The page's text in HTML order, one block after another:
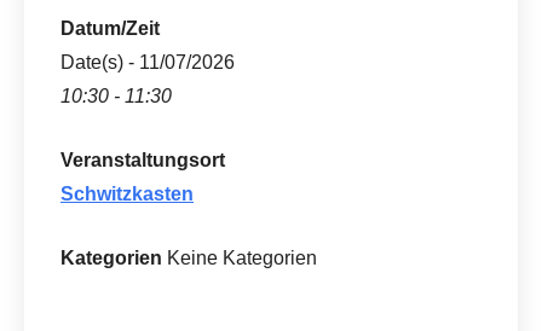
Datum/Zeit
Date(s) - 11/07/2026
10:30 - 11:30
Veranstaltungsort
Schwitzkasten
Kategorien Keine Kategorien